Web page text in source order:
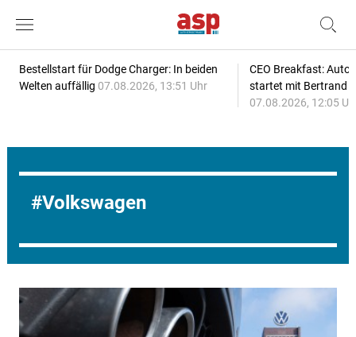
Bestellstart für Dodge Charger: In beiden
Welten auffällig 07.08.2026, 13:51 Uhr
CEO Breakfast:
startet mit Bertrand
07.08.2026, 12:05
Volkswagen